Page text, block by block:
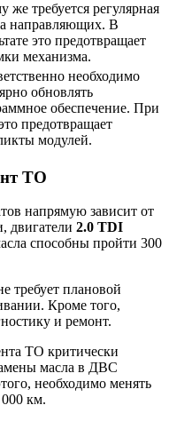
же требуется регулярная
направляющих. В
это предотвращает
механизма.
необходимо
обновлять
обеспечение. При
предотвращает
модулей.
ТО
напрямую зависит от
двигатели 2.0 TDI
способны пройти 300
требует плановой
Кроме того,
и ремонт.
ТО критически
масла в ДВС
необходимо менять
км.